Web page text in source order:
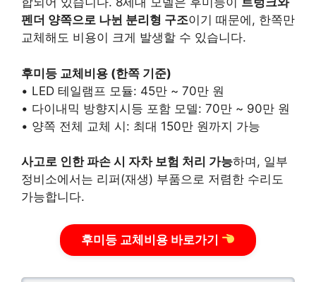
펜더 양쪽으로 나뉜 분리형 구조이기 때문에, 한쪽만
교체해도 비용이 크게 발생할 수 있습니다.
후미등 교체비용 (한쪽 기준)
• LED 테일램프 모듈: 45만 ~ 70만 원
• 다이내믹 방향지시등 포함 모델: 70만 ~ 90만 원
• 양쪽 전체 교체 시: 최대 150만 원까지 가능
사고로 인한 파손 시 자차 보험 처리 가능하며, 일부
정비소에서는 리퍼(재생) 부품으로 저렴한 수리도
가능합니다.
후미등 교체비용 바로가기